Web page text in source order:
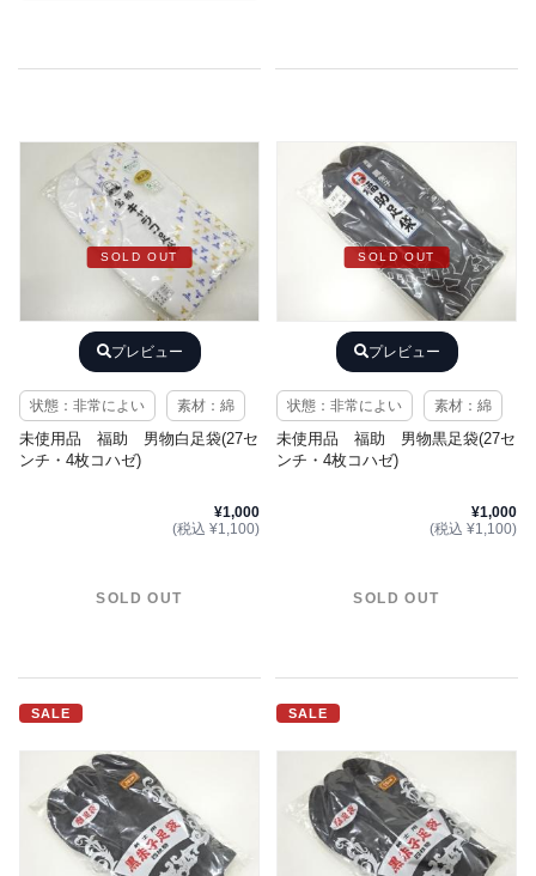
SOLD OUT
プレビュー
状態：非常によい 素材：綿
未使用品 福助 男物白足袋(27セ
ンチ・4枚コハゼ)
¥1,000
(税込 ¥1,100)
SOLD OUT
SOLD OUT
プレビュー
状態：非常によい 素材：綿
未使用品 福助 男物黒足袋(27セ
ンチ・4枚コハゼ)
¥1,000
(税込 ¥1,100)
SOLD OUT
SALE SALE